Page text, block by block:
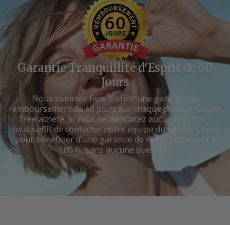
Garantie Tranquillité d'Esprit de 60
Jours
Nous sommes fiers d'offrir une garantie de
remboursement de 60 jours sur chaque produit Golden
Tree acheté. Si vous ne constatez aucun résultat, il
vous suffit de contacter notre équipe du Service Client
pour bénéficier d'une garantie de remboursement à
100 %, sans aucune question.